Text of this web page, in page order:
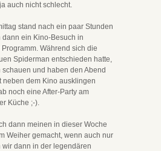
auch nicht schlecht.
stand nach ein paar Stunden
ein Kino-Besuch in
Während sich die
Spiderman entschieden hatte,
und haben den Abend
neben dem Kino ausklingen
noch eine After-Party am
Küche ;-).
dann meinen in dieser Woche
Weiher gemacht, wenn auch nur
wir dann in der legendären